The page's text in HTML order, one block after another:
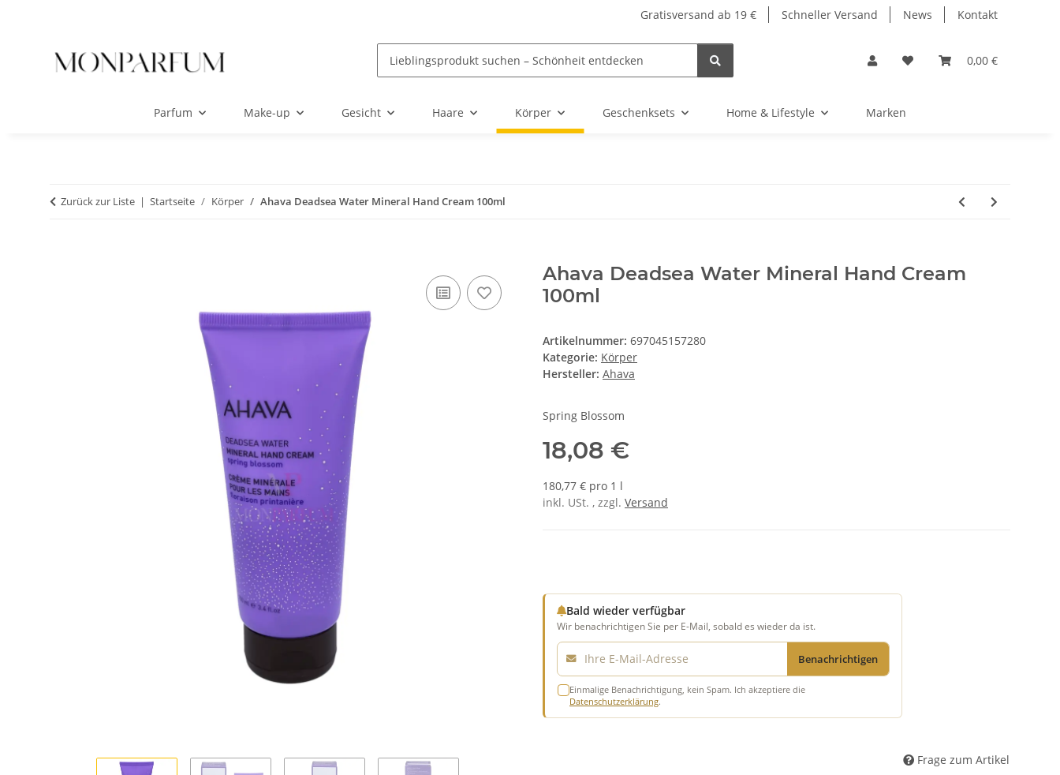
Gratisversand ab 19 € Schneller Versand News Kontakt
0,00 €
Parfum Make-up Gesicht Haare Körper Geschenksets Home & Lifestyle Marken
Zurück zur Liste Startseite Körper Ahava Deadsea Water Mineral Hand Cream 100ml
Ahava Deadsea Water Mineral Hand Cream
100ml
Artikelnummer: 697045157280
Kategorie: Körper
Hersteller: Ahava
Spring Blossom
18,08 €
180,77 € pro 1 l
inkl. USt. , zzgl. Versand
Bald wieder verfügbar
Wir benachrichtigen Sie per E-Mail, sobald es wieder da ist.
E-Mail
Benachrichtigen
Einmalige Benachrichtigung, kein Spam. Ich akzeptiere die
Datenschutzerklärung.
Frage zum Artikel